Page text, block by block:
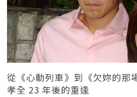
從《心動列車》到《欠妳的那
孝全 23 年後的重逢